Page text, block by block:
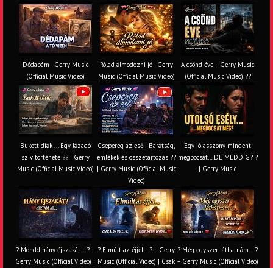
Dédapám - Gerry Music
(Official Music Video)
Rólad álmodozni jó - Gerry
Music (Official Music Video)
A csönd éve – Gerry Music
(Official Music Video) ??
Bukott diák ... Egy lázadó
szív története ?? | Gerry
Music (Official Music Video)
Csepereg az eső - Barátság,
emlékek és összetartozás ?️?
| Gerry Music (Official Music
Video)
Egy jó asszony mindent
megbocsát… DE MEDDIG? ?
| Gerry Music
? Mondd hány éjszakát… ? –
Gerry Music (Official Video) |
? Elmúlt az éjjel… ? – Gerry
Music (Official Video) | Csak
? Még egyszer láthatnám… ?
– Gerry Music (Official Video)